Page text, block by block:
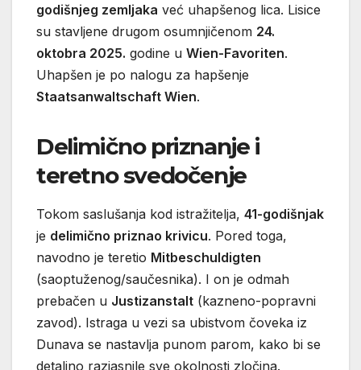
godišnjeg zemljaka već uhapšenog lica. Lisice
su stavljene drugom osumnjičenom 24.
oktobra 2025. godine u Wien-Favoriten.
Uhapšen je po nalogu za hapšenje
Staatsanwaltschaft Wien.
Delimično priznanje i
teretno svedočenje
Tokom saslušanja kod istražitelja, 41-godišnjak
je delimično priznao krivicu. Pored toga,
navodno je teretio Mitbeschuldigten
(saoptuženog/saučesnika). I on je odmah
prebačen u Justizanstalt (kazneno-popravni
zavod). Istraga u vezi sa ubistvom čoveka iz
Dunava se nastavlja punom parom, kako bi se
detaljno razjasnile sve okolnosti zločina.